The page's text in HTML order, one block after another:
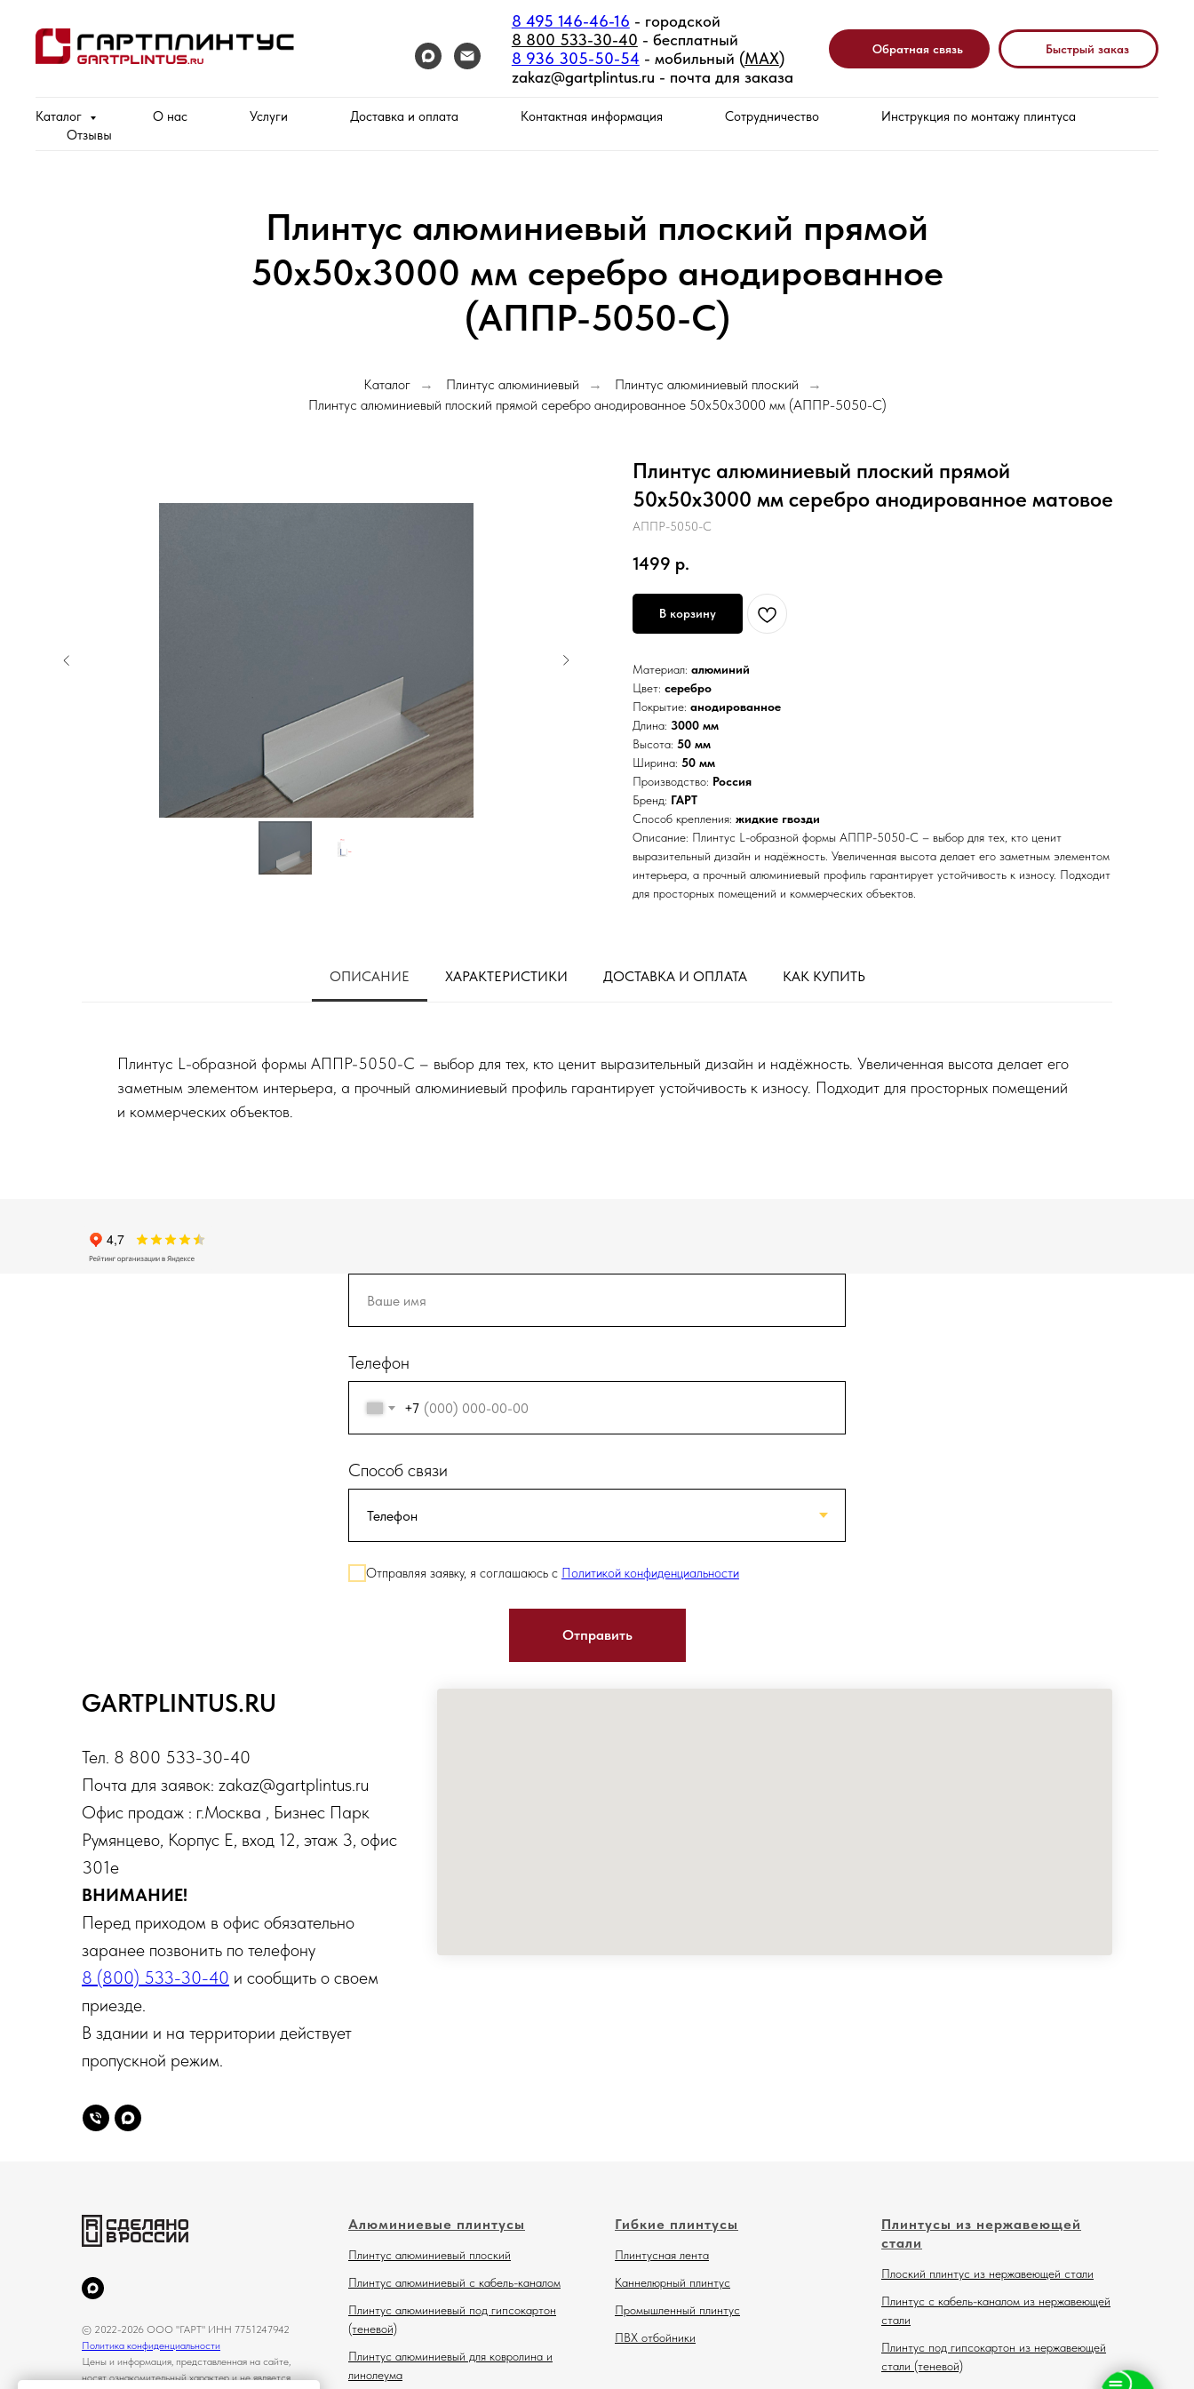
8 495 146-46-16 - городской
8 800 533-30-40 - бесплатный
8 936 305-50-54 - мобильный (MAX)
zakaz@gartplintus.ru - почта для заказа
Обратная связь Быстрый заказ
Каталог О нас Услуги Доставка и оплата Контактная информация Сотрудничество
Инструкция по монтажу плинтуса
Отзывы
Плинтус алюминиевый плоский прямой
50х50х3000 мм серебро анодированное
(АППР-5050-C)
Каталог → Плинтус алюминиевый → Плинтус алюминиевый плоский →
Плинтус алюминиевый плоский прямой серебро анодированное 50х50х3000 мм (АППР-5050-C)
Плинтус алюминиевый плоский прямой
50х50х3000 мм серебро анодированное матовое
АППР-5050-C
1499 р.
В корзину
Материал: алюминий
Цвет: серебро
Покрытие: анодированное
Длина: 3000 мм
Высота: 50 мм
Ширина: 50 мм
Производство: Россия
Бренд: ГАРТ
Способ крепления: жидкие гвозди
Описание: Плинтус L-образной формы АППР-5050-С – выбор для тех, кто ценит
выразительный дизайн и надёжность. Увеличенная высота делает его заметным элементом
интерьера, а прочный алюминиевый профиль гарантирует устойчивость к износу. Подходит
для просторных помещений и коммерческих объектов.
ОПИСАНИЕ ХАРАКТЕРИСТИКИ ДОСТАВКА И ОПЛАТА КАК КУПИТЬ
Плинтус L-образной формы АППР-5050-С – выбор для тех, кто ценит выразительный дизайн и надёжность. Увеличенная высота делает его
заметным элементом интерьера, а прочный алюминиевый профиль гарантирует устойчивость к износу. Подходит для просторных помещений
и коммерческих объектов.
Телефон
+7
Способ связи
Отправляя заявку, я соглашаюсь с Политикой конфиденциальности
Отправить
GARTPLINTUS.RU
Тел. 8 800 533-30-40
Почта для заявок: zakaz@gartplintus.ru
Офис продаж : г.Москва , Бизнес Парк
Румянцево, Корпус Е, вход 12, этаж 3, офис
301е
ВНИМАНИЕ!
Перед приходом в офис обязательно
заранее позвонить по телефону
8 (800) 533-30-40 и сообщить о своем
приезде.
В здании и на территории действует
пропускной режим.
© 2022-2026 ООО "ГАРТ" ИНН 7751247942
Политика конфиденциальности
Цены и информация, представленная на сайте,
носят ознакомительный характер и не является
Алюминиевые плинтусы
Плинтус алюминиевый плоский
Плинтус алюминиевый с кабель-каналом
Плинтус алюминиевый под гипсокартон
(теневой)
Плинтус алюминиевый для ковролина и
линолеума
Гибкие плинтусы
Плинтусная лента
Каннелюрный плинтус
Промышленный плинтус
ПВХ отбойники
Плинтусы из нержавеющей
стали
Плоский плинтус из нержавеющей стали
Плинтус с кабель-каналом из нержавеющей
стали
Плинтус под гипсокартон из нержавеющей
стали (теневой)